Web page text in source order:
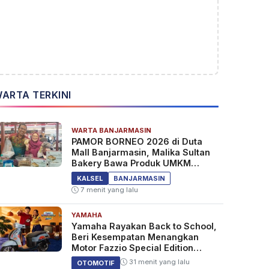
TERKINI
WARTA BANJARMASIN
PAMOR BORNEO 2026 di Duta
Mall Banjarmasin, Malika Sultan
Bakery Bawa Produk UMKM
Tanah Bumbu
KALSEL
BANJARMASIN
7 menit yang lalu
YAMAHA
Yamaha Rayakan Back to School,
Beri Kesempatan Menangkan
Motor Fazzio Special Edition
Sunset Blue
OTOMOTIF 31 menit yang lalu